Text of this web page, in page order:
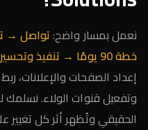
نعمل بمسار واضح:
خطة 90 يومًا → تنفيذ وتحسين
إعداد الصفحات والإعلانات،
وتفعيل قنوات الولاء. نسلمك
الحقيقي وتُظهر أثر كل تغيير